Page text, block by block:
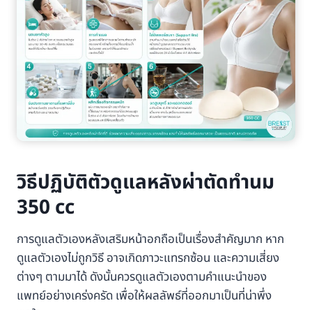
วิธีปฏิบัติตัวดูแลหลังผ่าตัดทำนม
350 cc
การดูแลตัวเองหลังเสริมหน้าอกถือเป็นเรื่องสำคัญมาก หาก
ดูแลตัวเองไม่ถูกวิธี อาจเกิดภาวะแทรกซ้อน และความเสี่ยง
ต่างๆ ตามมาได้ ดังนั้นควรดูแลตัวเองตามคำแนะนำของ
แพทย์อย่างเคร่งครัด เพื่อให้ผลลัพธ์ที่ออกมาเป็นที่น่าพึ่ง